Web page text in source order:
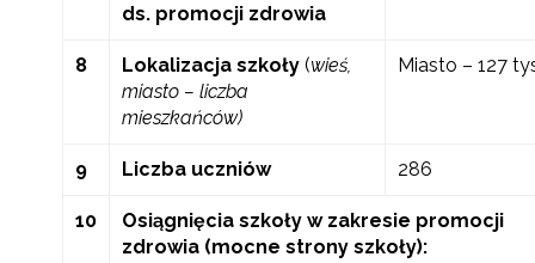
ds. promocji zdrowia
8 Lokalizacja szkoły (wieś,
miasto – liczba
mieszkańców)
Miasto – 127
9 Liczba uczniów 286
10
Osiągnięcia szkoły w zakresie promocji
zdrowia (mocne strony szkoły):